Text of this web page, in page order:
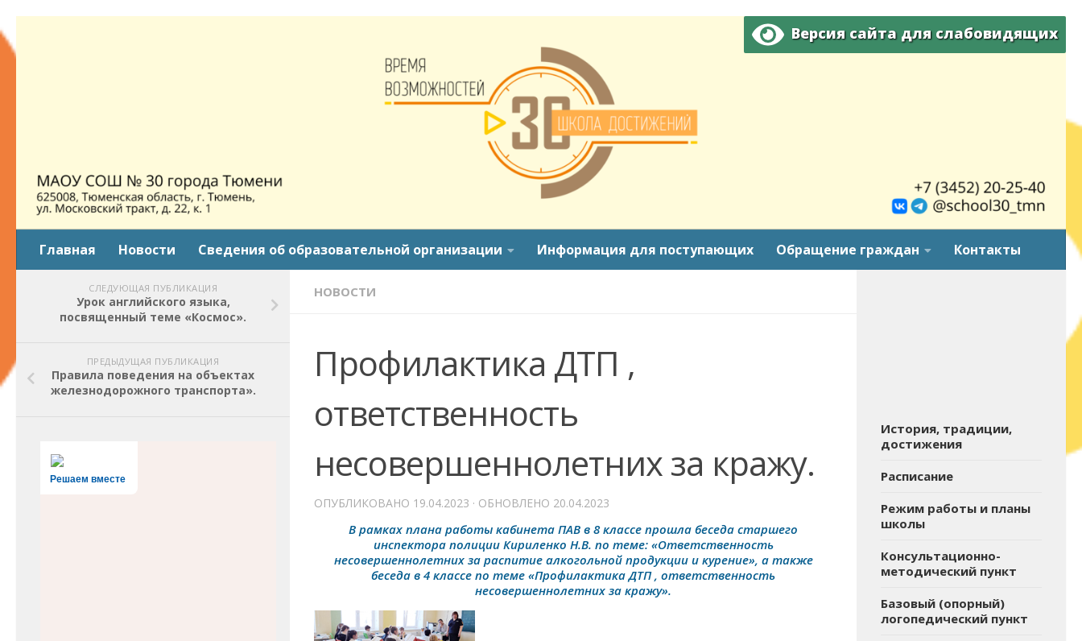
Версия сайта для слабовидящих
Главная Новости Сведения об образовательной организации Информация для поступающих Обращение граждан Контакты
НОВОСТИ
Профилактика ДТП ,
ответственность
несовершеннолетних за кражу.
ОПУБЛИКОВАНО 19.04.2023 · ОБНОВЛЕНО 20.04.2023
В рамках плана работы кабинета ПАВ в 8 классе прошла беседа старшего
инспектора полиции Кириленко Н.В. по теме: «Ответственность
несовершеннолетних за распитие алкогольной продукции и курение», а также
беседа в 4 классе по теме «Профилактика ДТП , ответственность
несовершеннолетних за кражу».
СЛЕДУЮЩАЯ ПУБЛИКАЦИЯ
Урок английского языка,
посвященный теме «Космос».
ПРЕДЫДУЩАЯ ПУБЛИКАЦИЯ
Правила поведения на объектах
железнодорожного транспорта».
Решаем вместе
История, традиции,
достижения
Расписание
Режим работы и планы
школы
Консультационно-
методический пункт
Базовый (опорный)
логопедический пункт